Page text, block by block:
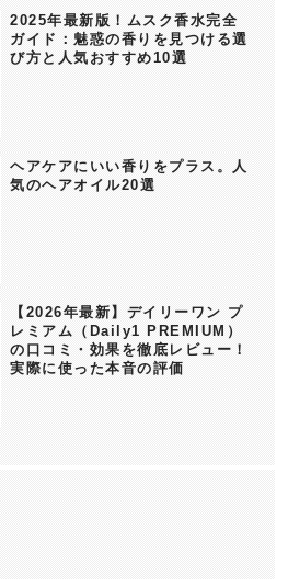
2025年最新版！ムスク香水完全
ガイド：魅惑の香りを見つける選
び方と人気おすすめ10選
ヘアケアにいい香りをプラス。人
気のヘアオイル20選
【2026年最新】デイリーワン プ
レミアム（Daily1 PREMIUM）
の口コミ・効果を徹底レビュー！
実際に使った本音の評価